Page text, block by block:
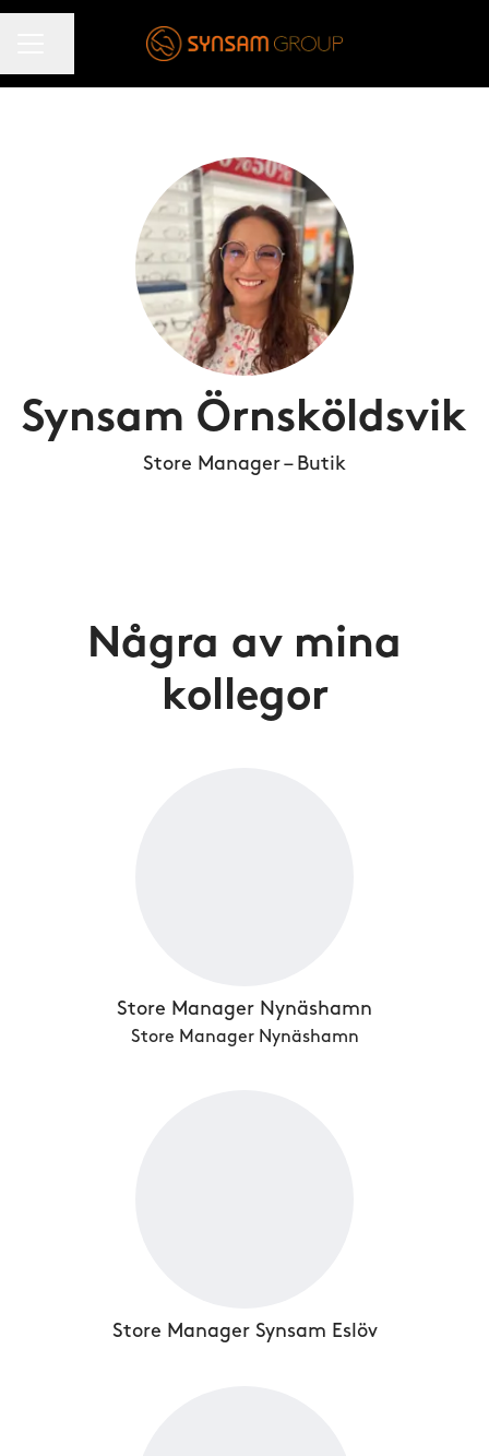
Synsam Örnsköldsvik
Store Manager – Butik
Några av mina
kollegor
Store Manager Nynäshamn
Store Manager Nynäshamn
Store Manager Synsam Eslöv